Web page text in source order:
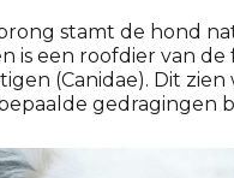
& KNAAGDIER
stamt de hond
is een roofdier van de
(Canidae). Dit
gedragingen